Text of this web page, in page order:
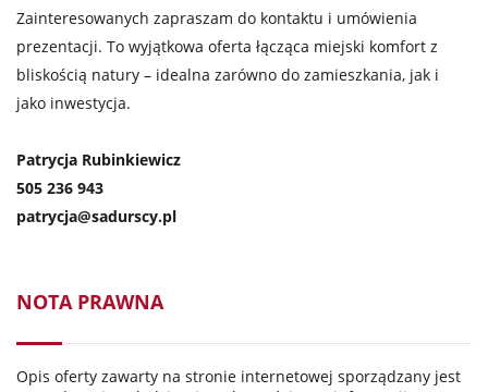
Zainteresowanych zapraszam do kontaktu i umówienia
prezentacji. To wyjątkowa oferta łącząca miejski komfort z
bliskością natury – idealna zarówno do zamieszkania, jak i
jako inwestycja.
Patrycja Rubinkiewicz
505 236 943
patrycja@sadurscy.pl
NOTA PRAWNA
Opis oferty zawarty na stronie internetowej sporządzany jest